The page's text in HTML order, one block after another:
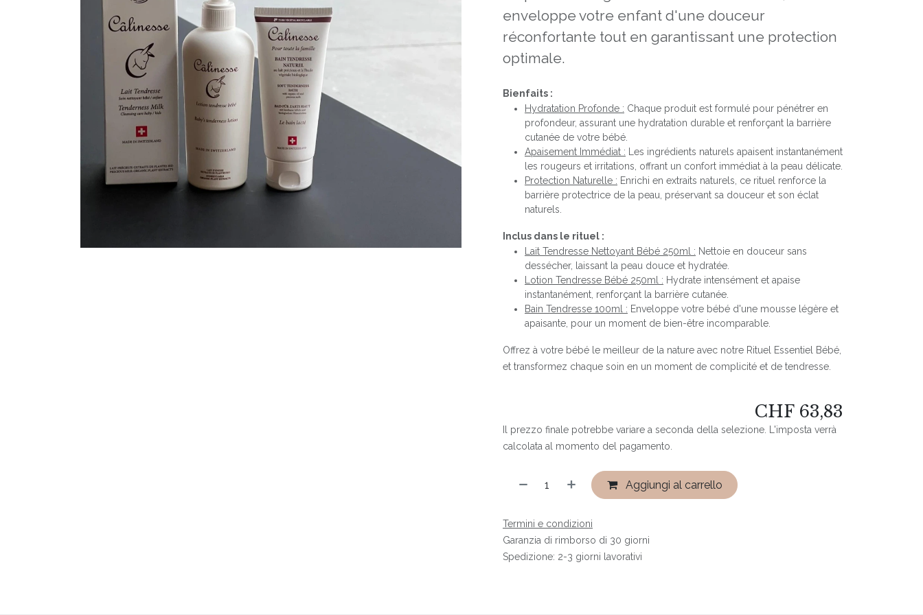
enveloppe votre enfant d'une douceur
réconfortante tout en garantissant une protection
optimale.
Bienfaits :
Hydratation Profonde : Chaque produit est formulé pour pénétrer en
profondeur, assurant une hydratation durable et renforçant la barrière
cutanée de votre bébé.
Apaisement Immédiat : Les ingrédients naturels apaisent instantanément
les rougeurs et irritations, offrant un confort immédiat à la peau délicate.
Protection Naturelle : Enrichi en extraits naturels, ce rituel renforce la
barrière protectrice de la peau, préservant sa douceur et son éclat
naturels.
Inclus dans le rituel :
Lait Tendresse Nettoyant Bébé 250ml : Nettoie en douceur sans
dessécher, laissant la peau douce et hydratée.
Lotion Tendresse Bébé 250ml : Hydrate intensément et apaise
instantanément, renforçant la barrière cutanée.
Bain Tendresse 100ml : Enveloppe votre bébé d'une mousse légère et
apaisante, pour un moment de bien-être incomparable.
Offrez à votre bébé le meilleur de la nature avec notre Rituel Essentiel Bébé,
et transformez chaque soin en un moment de complicité et de tendresse.
CHF 63,83
Il prezzo finale potrebbe variare a seconda della selezione. L'imposta verrà
calcolata al momento del pagamento.
Aggiungi al carrello
Termini e condizioni
Garanzia di rimborso di 30 giorni
Spedizione: 2-3 giorni lavorativi